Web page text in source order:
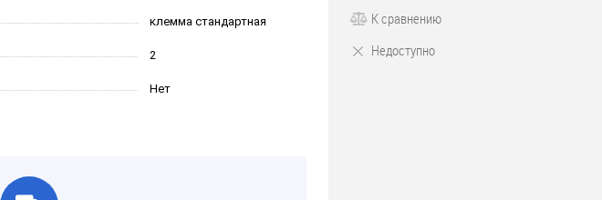
клемма стандартная
2
Нет
К сравнению
Недоступно